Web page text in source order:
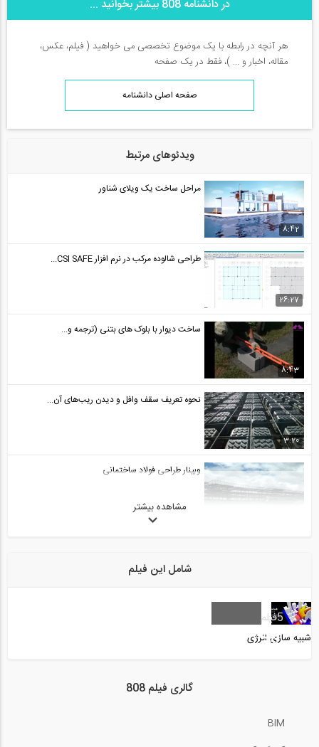
در دانشنامه 808 بیشتر بخوانید ...
هر آنچه در رابطه با یک موضوع تخصصی می خواهید ( فیلم، عکس،
مقاله، اخبار و ... )، فقط در یک صفحه
صفحه اصلی دانشنامه
ویدئوهای مرتبط
8:42
مراحل ساخت یک ویلای شناور
26:27
طراحی شالوده مرکب در نرم افزار CSI SAFE...
8:43
ساخت دیوار با بلوک های بتنی (ترجمه و...
3:20
نحوه تعریف سقف وافل و دیدن ریب‌های آن...
وبینار طراحی فولاد ساختمانی
19:03
بخش سوم سخنرانی پروفسور هشاش در مورد...
مشاهده بیشتر
شامل این فیلم
شبیه سازی انرژی
5فیلم
گالری فیلم 808
BIM